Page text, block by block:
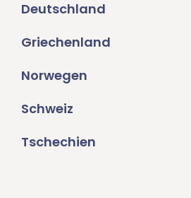
Deutschland
Griechenland
Norwegen
Schweiz
Tschechien